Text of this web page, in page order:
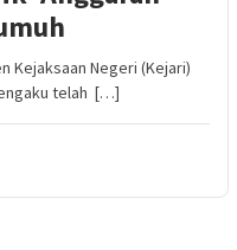
Kejaksaan Negeri (Kejari)
telah […]